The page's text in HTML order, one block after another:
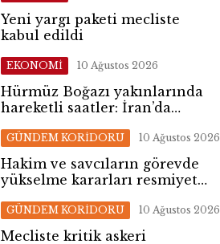
Yeni yargı paketi mecliste
kabul edildi
EKONOMİ 10 Ağustos 2026
Hürmüz Boğazı yakınlarında
hareketli saatler: İran’da
GÜNDEM KORİDORU 10 Ağustos 2026
Hakim ve savcıların görevde
yükselme kararları resmiyet
GÜNDEM KORİDORU 10 Ağustos 2026
Mecliste kritik askeri